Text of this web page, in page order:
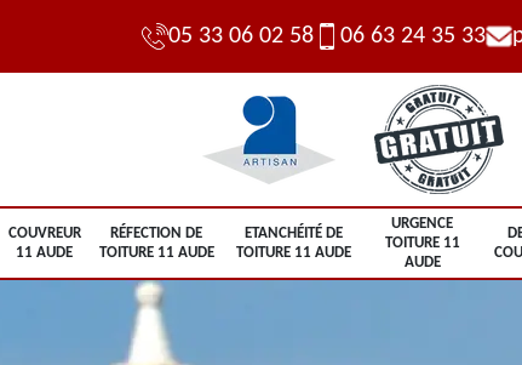
05 33 06 02 58 06 63 24 35 33
COUVREUR
11 AUDE
RÉFECTION DE
TOITURE 11 AUDE
ETANCHÉITÉ DE
TOITURE 11 AUDE
URGENCE
TOITURE 11
AUDE